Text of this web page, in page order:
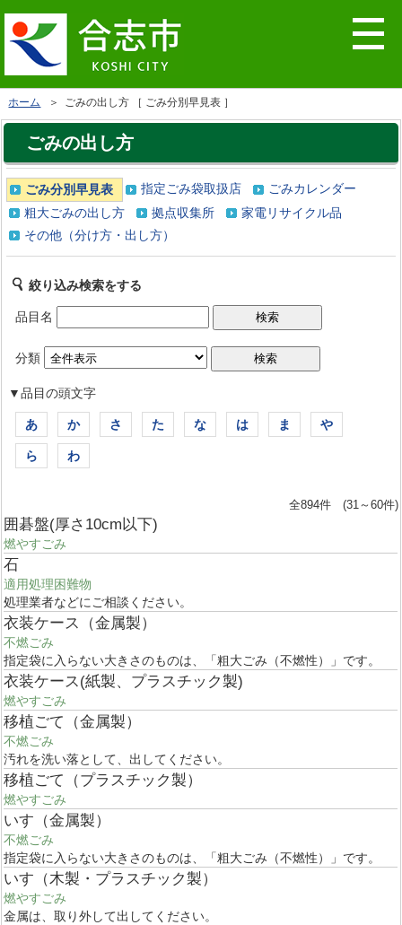
ホーム ＞ ごみの出し方 ［ ごみ分別早見表 ］
ごみの出し方
ごみ分別早見表 指定ごみ袋取扱店
ごみカレンダー
粗大ごみの出し方
拠点収集所
家電リサイクル品
その他（分け方・出し方）
絞り込み検索をする
品目名
分類
▼品目の頭文字
あ か さ た な は ま や
ら わ
全894件 (31～60件)
囲碁盤(厚さ10cm以下)
燃やすごみ
石
適用処理困難物
処理業者などにご相談ください。
衣装ケース（金属製）
不燃ごみ
指定袋に入らない大きさのものは、「粗大ごみ（不燃性）」です。
衣装ケース(紙製、プラスチック製)
燃やすごみ
移植ごて（金属製）
不燃ごみ
汚れを洗い落として、出してください。
移植ごて（プラスチック製）
燃やすごみ
いす（金属製）
不燃ごみ
指定袋に入らない大きさのものは、「粗大ごみ（不燃性）」です。
いす（木製・プラスチック製）
燃やすごみ
金属は、取り外して出してください。